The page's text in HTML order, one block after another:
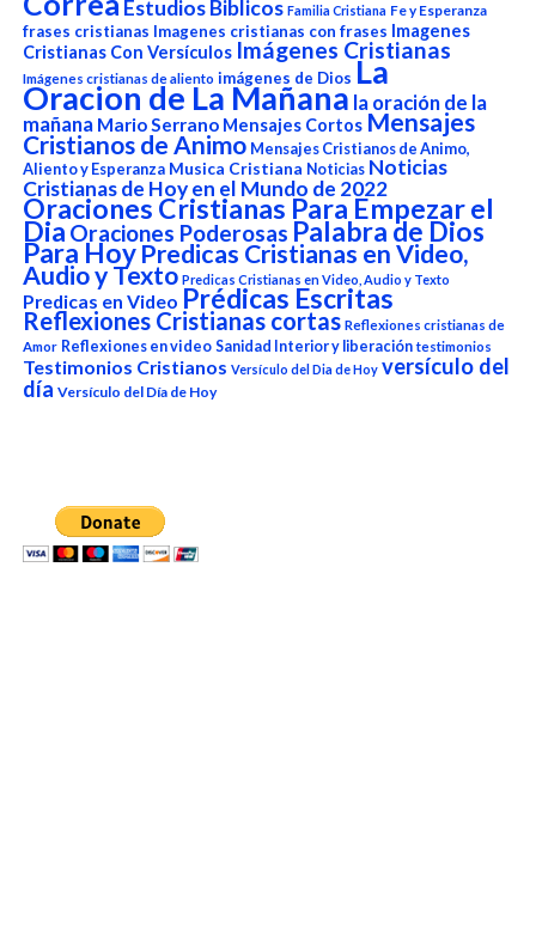
Estudios Biblicos Familia Cristiana Fe y Esperanza
frases cristianas Imagenes cristianas con frases Imagenes
Cristianas Con Versículos Imágenes Cristianas
Imágenes cristianas de aliento imágenes de Dios La
Oracion de La Mañana la oración de la
mañana Mario Serrano Mensajes Cortos Mensajes
Cristianos de Animo Mensajes Cristianos de Animo,
Aliento y Esperanza Musica Cristiana Noticias Noticias
Cristianas de Hoy en el Mundo de 2022
Oraciones Cristianas Para Empezar el
DiaOraciones Poderosas Palabra de Dios
Para Hoy Predicas Cristianas en Video,
Audio y Texto Predicas Cristianas en Video, Audio y Texto
Predicas en Video Prédicas Escritas
Reflexiones Cristianas cortas Reflexiones cristianas de
Amor Reflexiones en video Sanidad Interior y liberación testimonios
Testimonios Cristianos Versículo del Dia de Hoy versículo del
día Versículo del Día de Hoy